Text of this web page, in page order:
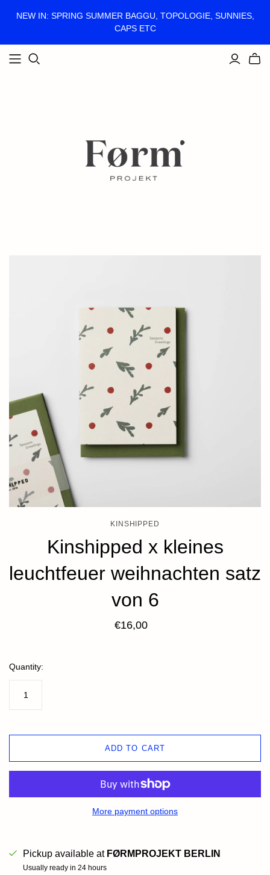
NEW IN: SPRING SUMMER BAGGU, TOPOLOGIE, SUNNIES,
CAPS ETC
KINSHIPPED
Kinshipped x kleines
leuchtfeuer weihnachten satz
von 6
€16,00
Quantity:
ADD TO CART
More payment options
Pickup available at FØRMPROJEKT BERLIN
Usually ready in 24 hours